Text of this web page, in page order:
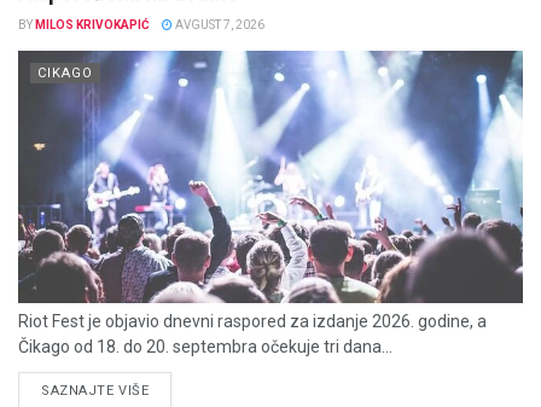
BY MILOS KRIVOKAPIĆ AVGUST 7, 2026
CIKAGO
Riot Fest je objavio dnevni raspored za izdanje 2026. godine, a
Čikago od 18. do 20. septembra očekuje tri dana...
SAZNAJTE VIŠEDETAILS